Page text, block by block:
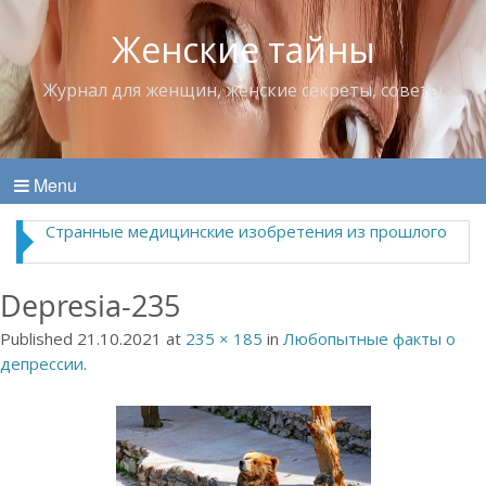
Женские тайны
Журнал для женщин, женские секреты, советы
Menu
Странные медицинские изобретения из прошлого
Depresia-235
Published 21.10.2021 at 235 × 185 in Любопытные факты о
депрессии.